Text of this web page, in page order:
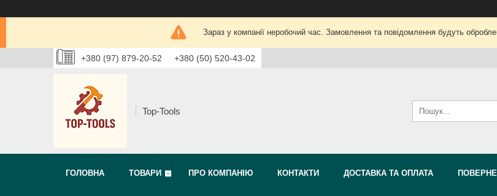
Зараз у компанії неробочий час. Замовлення та повідомлення будуть
+380 (97) 879-20-52 +380 (50) 520-43-02
Top-Tools
ГОЛОВНА ТОВАРИ ПРО КОМПАНІЮ КОНТАКТИ ДОСТАВКА ТА ОПЛАТА